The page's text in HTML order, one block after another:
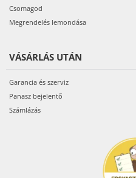
Csomagod
Megrendelés lemondása
VÁSÁRLÁS UTÁN
Garancia és szerviz
Panasz bejelentő
Számlázás